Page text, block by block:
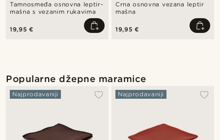
Tamnosmeđa osnovna leptir-
mašna s vezanim rukavima
19,95 €
Crna osnovna vezana leptir
mašna
19,95 €
Popularne džepne maramice
Najprodavaniji Najprodavaniji